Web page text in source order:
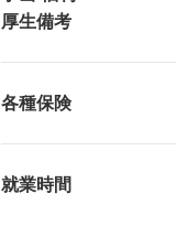
厚生備考
各種保険
就業時間